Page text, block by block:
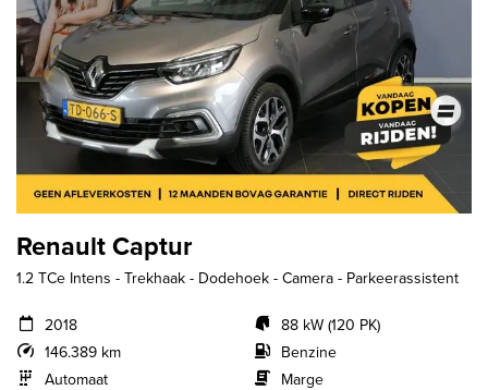
Renault Captur
1.2 TCe Intens - Trekhaak - Dodehoek - Camera - Parkeerassistent
2018
146.389 km
Automaat
88 kW (120 PK)
Benzine
Marge